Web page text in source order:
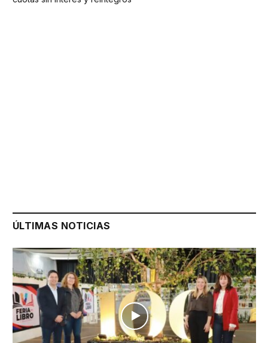
ÚLTIMAS NOTICIAS